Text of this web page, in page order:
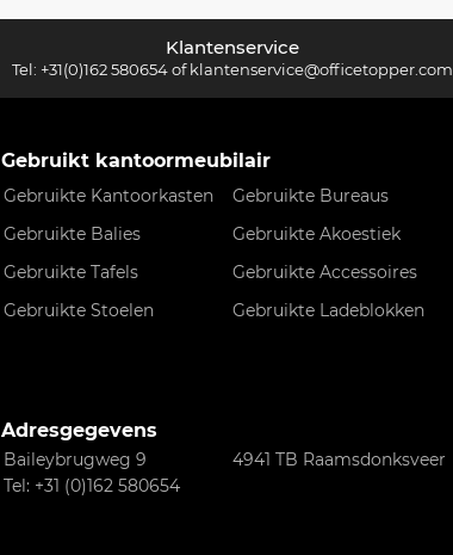
Klantenservice
Tel: +31(0)162 580654ofklantenservice@officetopper.com
Gebruikt kantoormeubilair
Gebruikte Kantoorkasten
Gebruikte Bureaus
Gebruikte Balies
Gebruikte Akoestiek
Gebruikte Tafels
Gebruikte Accessoires
Gebruikte Stoelen
Gebruikte Ladeblokken
Adresgegevens
Baileybrugweg 9
4941 TB Raamsdonksveer
Tel: +31 (0)162 580654